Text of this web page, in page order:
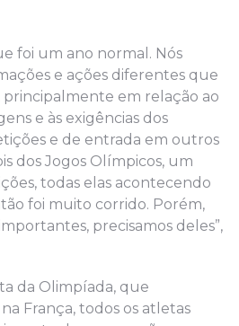
foi um ano normal. Nós
e ações diferentes que
em relação ao
e às exigências dos
e de entrada em outros
dos Jogos Olímpicos, um
todas elas acontecendo
foi muito corrido. Porém,
precisamos deles”,
da Olimpíada, que
França, todos os atletas